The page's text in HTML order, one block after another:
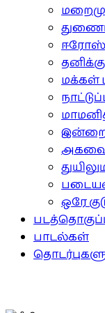
ஈரோஸ்
மக்கள்
அகவை
ஒரே
பாடல்கள்